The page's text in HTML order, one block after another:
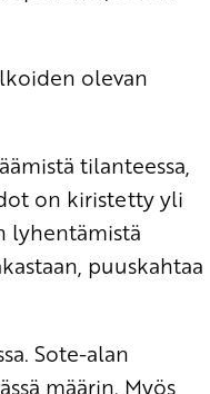
olevan
tilanteessa,
on kiristetty yli
lyhentämistä
puuskahtaa
Sote-alan
määrin. Myös